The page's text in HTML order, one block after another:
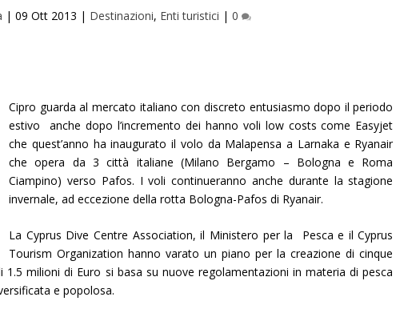
| 09 Ott 2013 | Destinazioni, Enti turistici | 0
Cipro guarda al mercato italiano con discreto entusiasmo dopo il periodo
estivo anche dopo l’incremento dei hanno voli low costs come Easyjet
che quest’anno ha inaugurato il volo da Malapensa a Larnaka e Ryanair
che opera da 3 città italiane (Milano Bergamo – Bologna e Roma
Ciampino) verso Pafos. I voli continueranno anche durante la stagione
invernale, ad eccezione della rotta Bologna-Pafos di Ryanair.
La Cyprus Dive Centre Association, il Ministero per la Pesca e il Cyprus
Tourism Organization hanno varato un piano per la creazione di cinque
milioni di Euro si basa su nuove regolamentazioni in materia di pesca
e popolosa.